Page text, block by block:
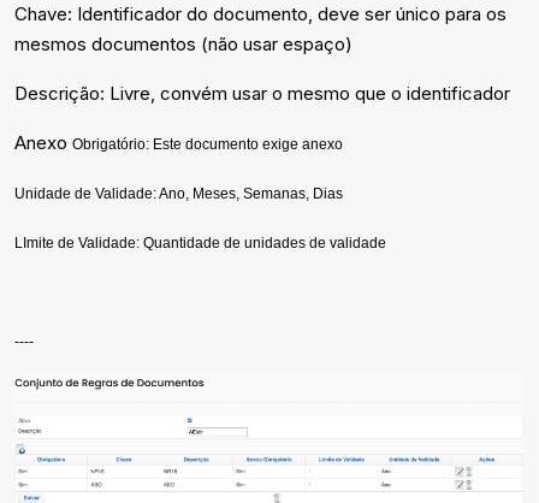
Chave: Identificador do documento, deve ser único para os
mesmos documentos (não usar espaço)
Descrição: Livre, convém usar o mesmo que o identificador
Anexo Obrigatório: Este documento exige anexo
Unidade de Validade: Ano, Meses, Semanas, Dias
LImite de Validade: Quantidade de unidades de validade
----